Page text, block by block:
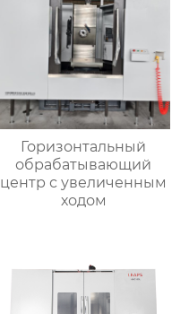
Горизонтальный
обрабатывающий
центр с увеличенным
ходом